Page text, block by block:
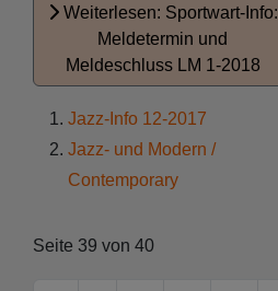
Weiterlesen: Sportwart-Info:
Meldetermin und
Meldeschluss LM 1-2018
Jazz-Info 12-2017
Jazz- und Modern /
Contemporary
Seite 39 von 40